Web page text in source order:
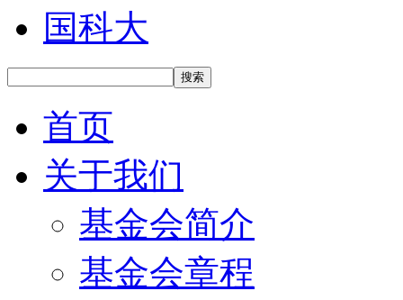
国科大
搜索
首页
关于我们
基金会简介
基金会章程